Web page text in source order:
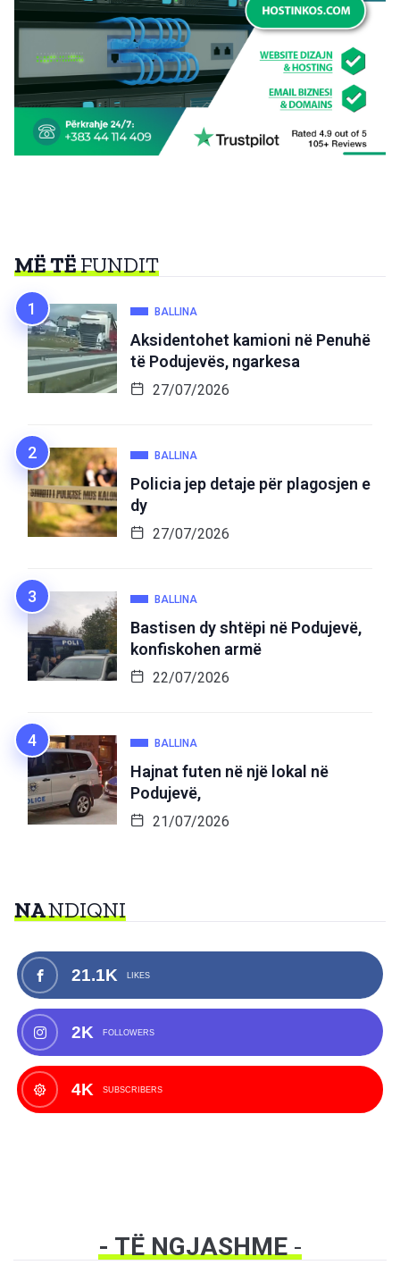
MË TËFUNDIT
BALLINA
Aksidentohet kamioni në Penuhë
të Podujevës, ngarkesa
27/07/2026
BALLINA
Policia jep detaje për plagosjen e
dy
27/07/2026
BALLINA
Bastisen dy shtëpi në Podujevë,
konfiskohen armë
22/07/2026
BALLINA
Hajnat futen në një lokal në
Podujevë,
21/07/2026
NANDIQNI
21.1K LIKES
2K FOLLOWERS
4K SUBSCRIBERS
- TË NGJASHME-